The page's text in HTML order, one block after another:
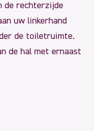
de rechterzijde
uw linkerhand
de toiletruimte.
de hal met ernaast